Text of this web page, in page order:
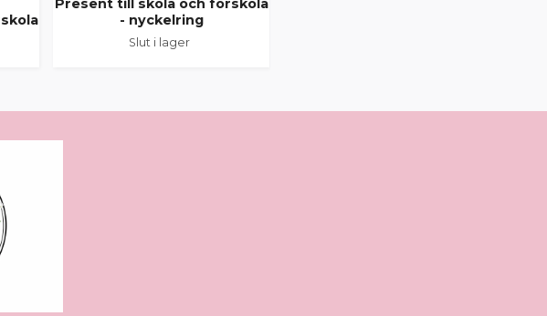
Present till skola och förskola
- nyckelring
Slut i lager